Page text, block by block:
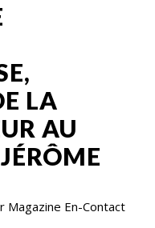
LA
AU
Magazine En-Contact